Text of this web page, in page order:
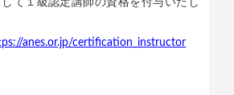
anes.or.jp/certification_instructor